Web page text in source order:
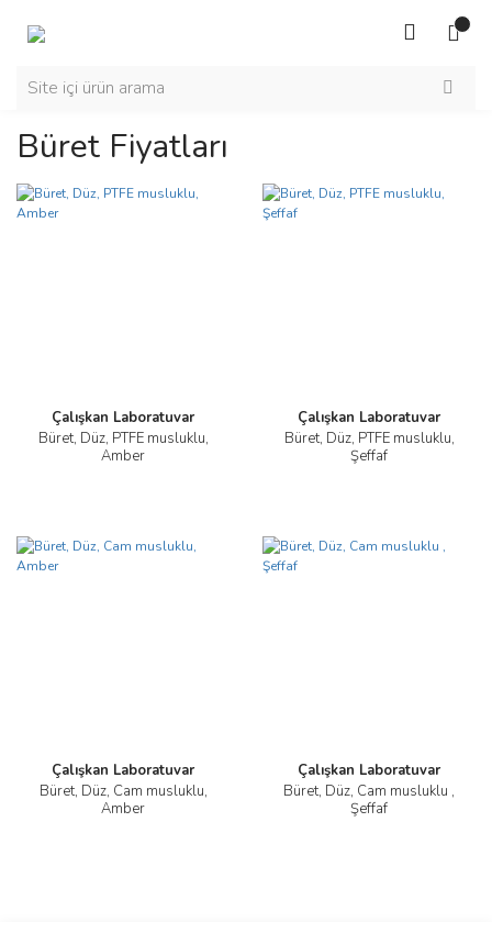
Büret Fiyatları
Çalışkan Laboratuvar
Büret, Düz, PTFE musluklu,
Amber
Çalışkan Laboratuvar
Büret, Düz, PTFE musluklu,
Şeffaf
Çalışkan Laboratuvar
Büret, Düz, Cam musluklu,
Amber
Çalışkan Laboratuvar
Büret, Düz, Cam musluklu ,
Şeffaf